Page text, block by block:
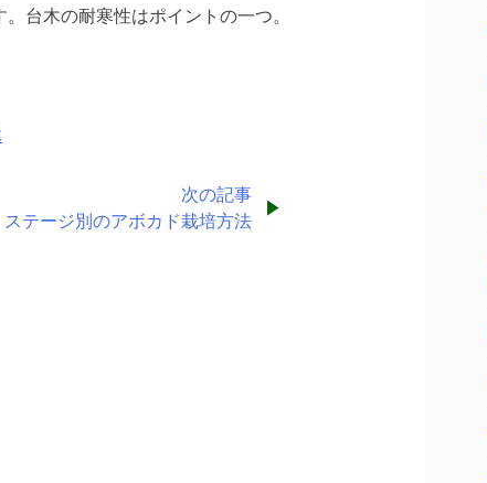
台木の耐寒性はポイントの一つ。
次の記事
ステージ別のアボカド栽培方法